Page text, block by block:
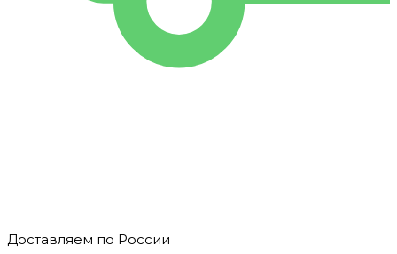
Доставляем по России